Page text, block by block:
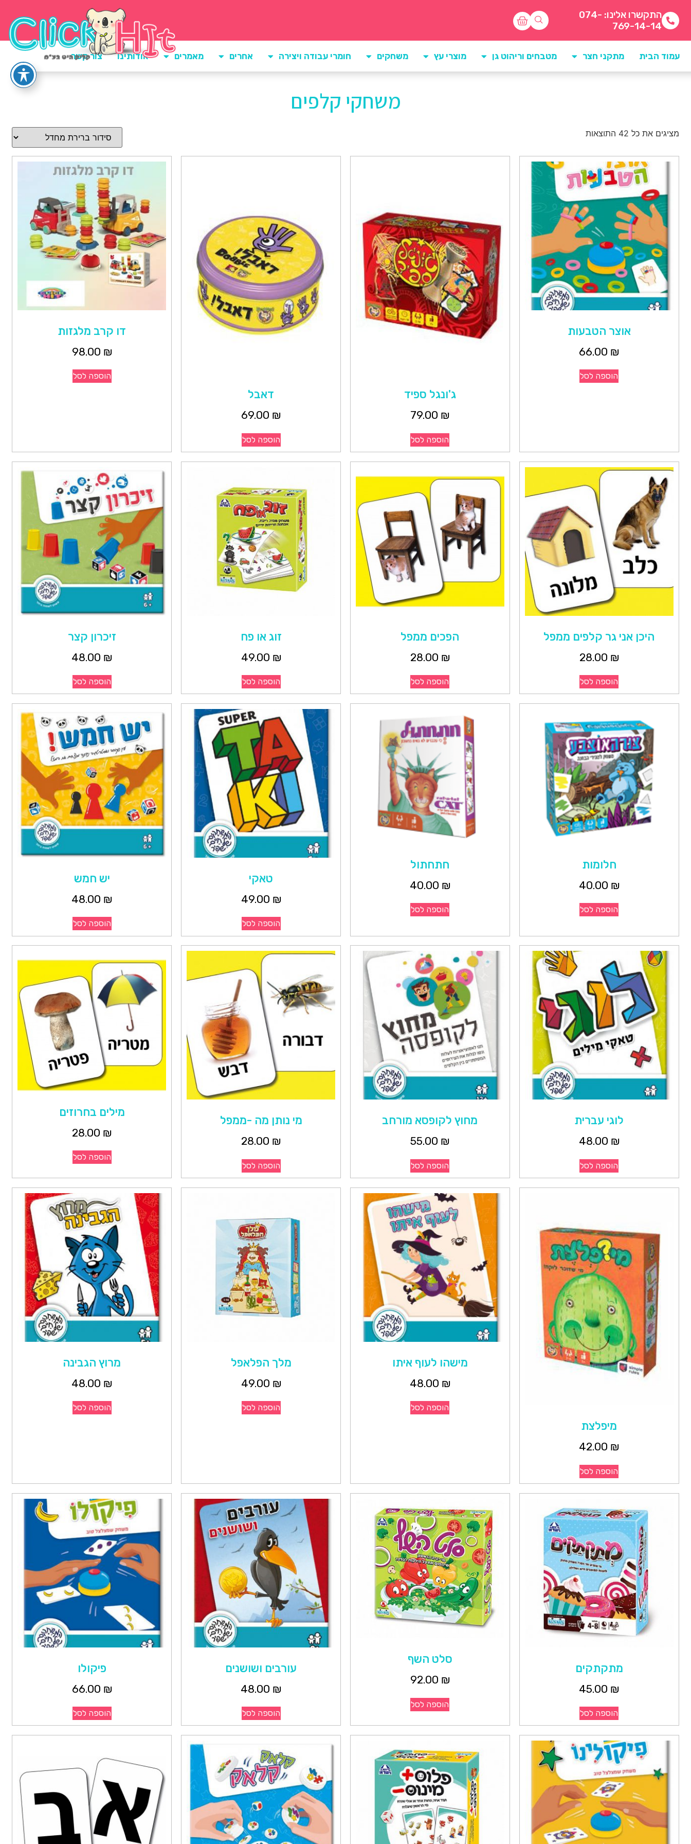
התקשרו אלינו: 074-
769-14-14
עמוד הבית מתקני חצר מטבחים וריהוט גן מוצרי עץ משחקים חומרי עבודה ויצירה אחרים מאמרים אודותינו צור קשר
משחקי קלפים
מציגים את כל ⁦42⁩ התוצאות
אוצר הטבעות
66.00 ₪
הוספה לסל
ג'ונגל ספיד
79.00 ₪
הוספה לסל
דאבל
69.00 ₪
הוספה לסל
דו קרב מלגזות
98.00 ₪
הוספה לסל
היכן אני גר קלפים ממפל
28.00 ₪
הוספה לסל
הפכים ממפל
28.00 ₪
הוספה לסל
זוג או פח
49.00 ₪
הוספה לסל
זיכרון קצר
48.00 ₪
הוספה לסל
חלומות
40.00 ₪
הוספה לסל
חתחתול
40.00 ₪
הוספה לסל
טאקי
49.00 ₪
הוספה לסל
יש חמש
48.00 ₪
הוספה לסל
לוגי עברית
48.00 ₪
הוספה לסל
מחוץ לקופסא מורחב
55.00 ₪
הוספה לסל
מי נותן מה -ממפל
28.00 ₪
הוספה לסל
מילים בחרוזים
28.00 ₪
הוספה לסל
מיפלצת
42.00 ₪
הוספה לסל
מישהו לעוף איתו
48.00 ₪
הוספה לסל
מלך הפלאפל
49.00 ₪
הוספה לסל
מרוץ הגבינה
48.00 ₪
הוספה לסל
מתקתקים
45.00 ₪
הוספה לסל
סלט השף
92.00 ₪
הוספה לסל
עורבים ושושנים
48.00 ₪
הוספה לסל
פיקולו
66.00 ₪
הוספה לסל